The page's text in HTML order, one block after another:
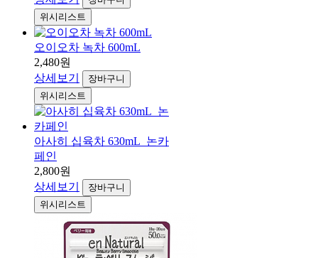
위시리스트
오이오차 녹차 600mL
2,480원
상세보기
장바구니
위시리스트
아사히 십육차 630mL_논카
페인
2,800원
상세보기
장바구니
위시리스트